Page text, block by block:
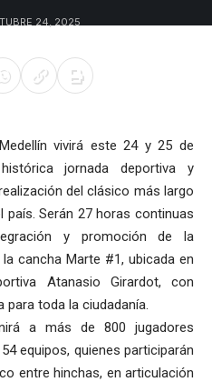
24, 2025
vivirá este 24 y 25 de
jornada deportiva y
del clásico más largo
país. Serán 27 horas continuas
y promoción de la
cancha Marte #1, ubicada en
Atanasio Girardot, con
para toda la ciudadanía.
a más de 800 jugadores
equipos, quienes participarán
entre hinchas, en articulación